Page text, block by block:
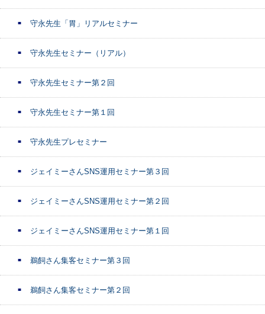
守永先生「胃」リアルセミナー
守永先生セミナー（リアル）
守永先生セミナー第２回
守永先生セミナー第１回
守永先生プレセミナー
ジェイミーさんSNS運用セミナー第３回
ジェイミーさんSNS運用セミナー第２回
ジェイミーさんSNS運用セミナー第１回
鵜飼さん集客セミナー第３回
鵜飼さん集客セミナー第２回